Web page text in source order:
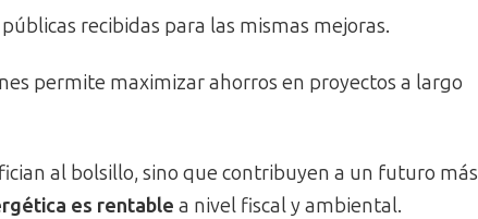
recibidas para las mismas mejoras.
permite maximizar ahorros en proyectos a largo
al bolsillo, sino que contribuyen a un futuro más
es rentable a nivel fiscal y ambiental.